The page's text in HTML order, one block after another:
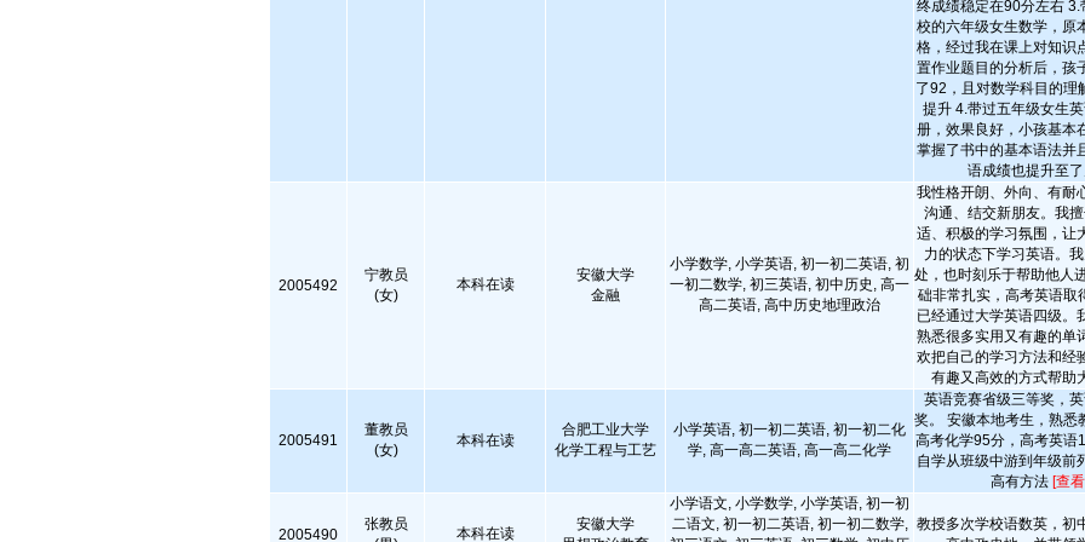
终成绩稳定在90分左右
校的六年级女生数学，原
格，经过我在课上对知识
置作业题目的分析后，孩
了92，且对数学科目的理
提升 4.带过五年级女生
册，效果良好，小孩基本
掌握了书中的基本语法并
语成绩也提升至
2005492
宁教员
(女)
本科在读
安徽大学
金融
小学数学, 小学英语, 初一初二英语, 初
一初二数学, 初三英语, 初中历史, 高一
高二英语, 高中历史地理政治
我性格开朗、外向、有耐
沟通、结交新朋友。我
适、积极的学习氛围，让
力的状态下学习英语。
处，也时刻乐于帮助他人
础非常扎实，高考英语取
已经通过大学英语四级。
熟悉很多实用又有趣的单
欢把自己的学习方法和经
有趣又高效的方式帮助
2005491
董教员
(女)
本科在读
合肥工业大学
化学工程与工艺
小学英语, 初一初二英语, 初一初二化
学, 高一高二英语, 高一高二化学
英语竞赛省级三等奖，
奖。 安徽本地考生，熟悉
高考化学95分，高考英语
自学从班级中游到年级前
高有方法 [查
2005490
张教员
本科在读
安徽大学
小学语文, 小学数学, 小学英语, 初一初
二语文, 初一初二英语, 初一初二数学, 教授多次学校语数英，初